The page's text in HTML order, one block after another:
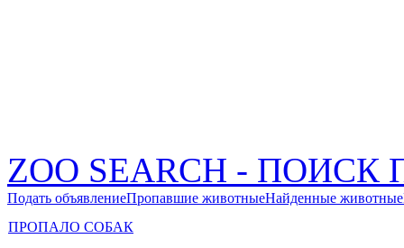
ZOO SEARCH -
Подать объявлениеПропавшие животныеНайденные животные
ПРОПАЛО СОБАК